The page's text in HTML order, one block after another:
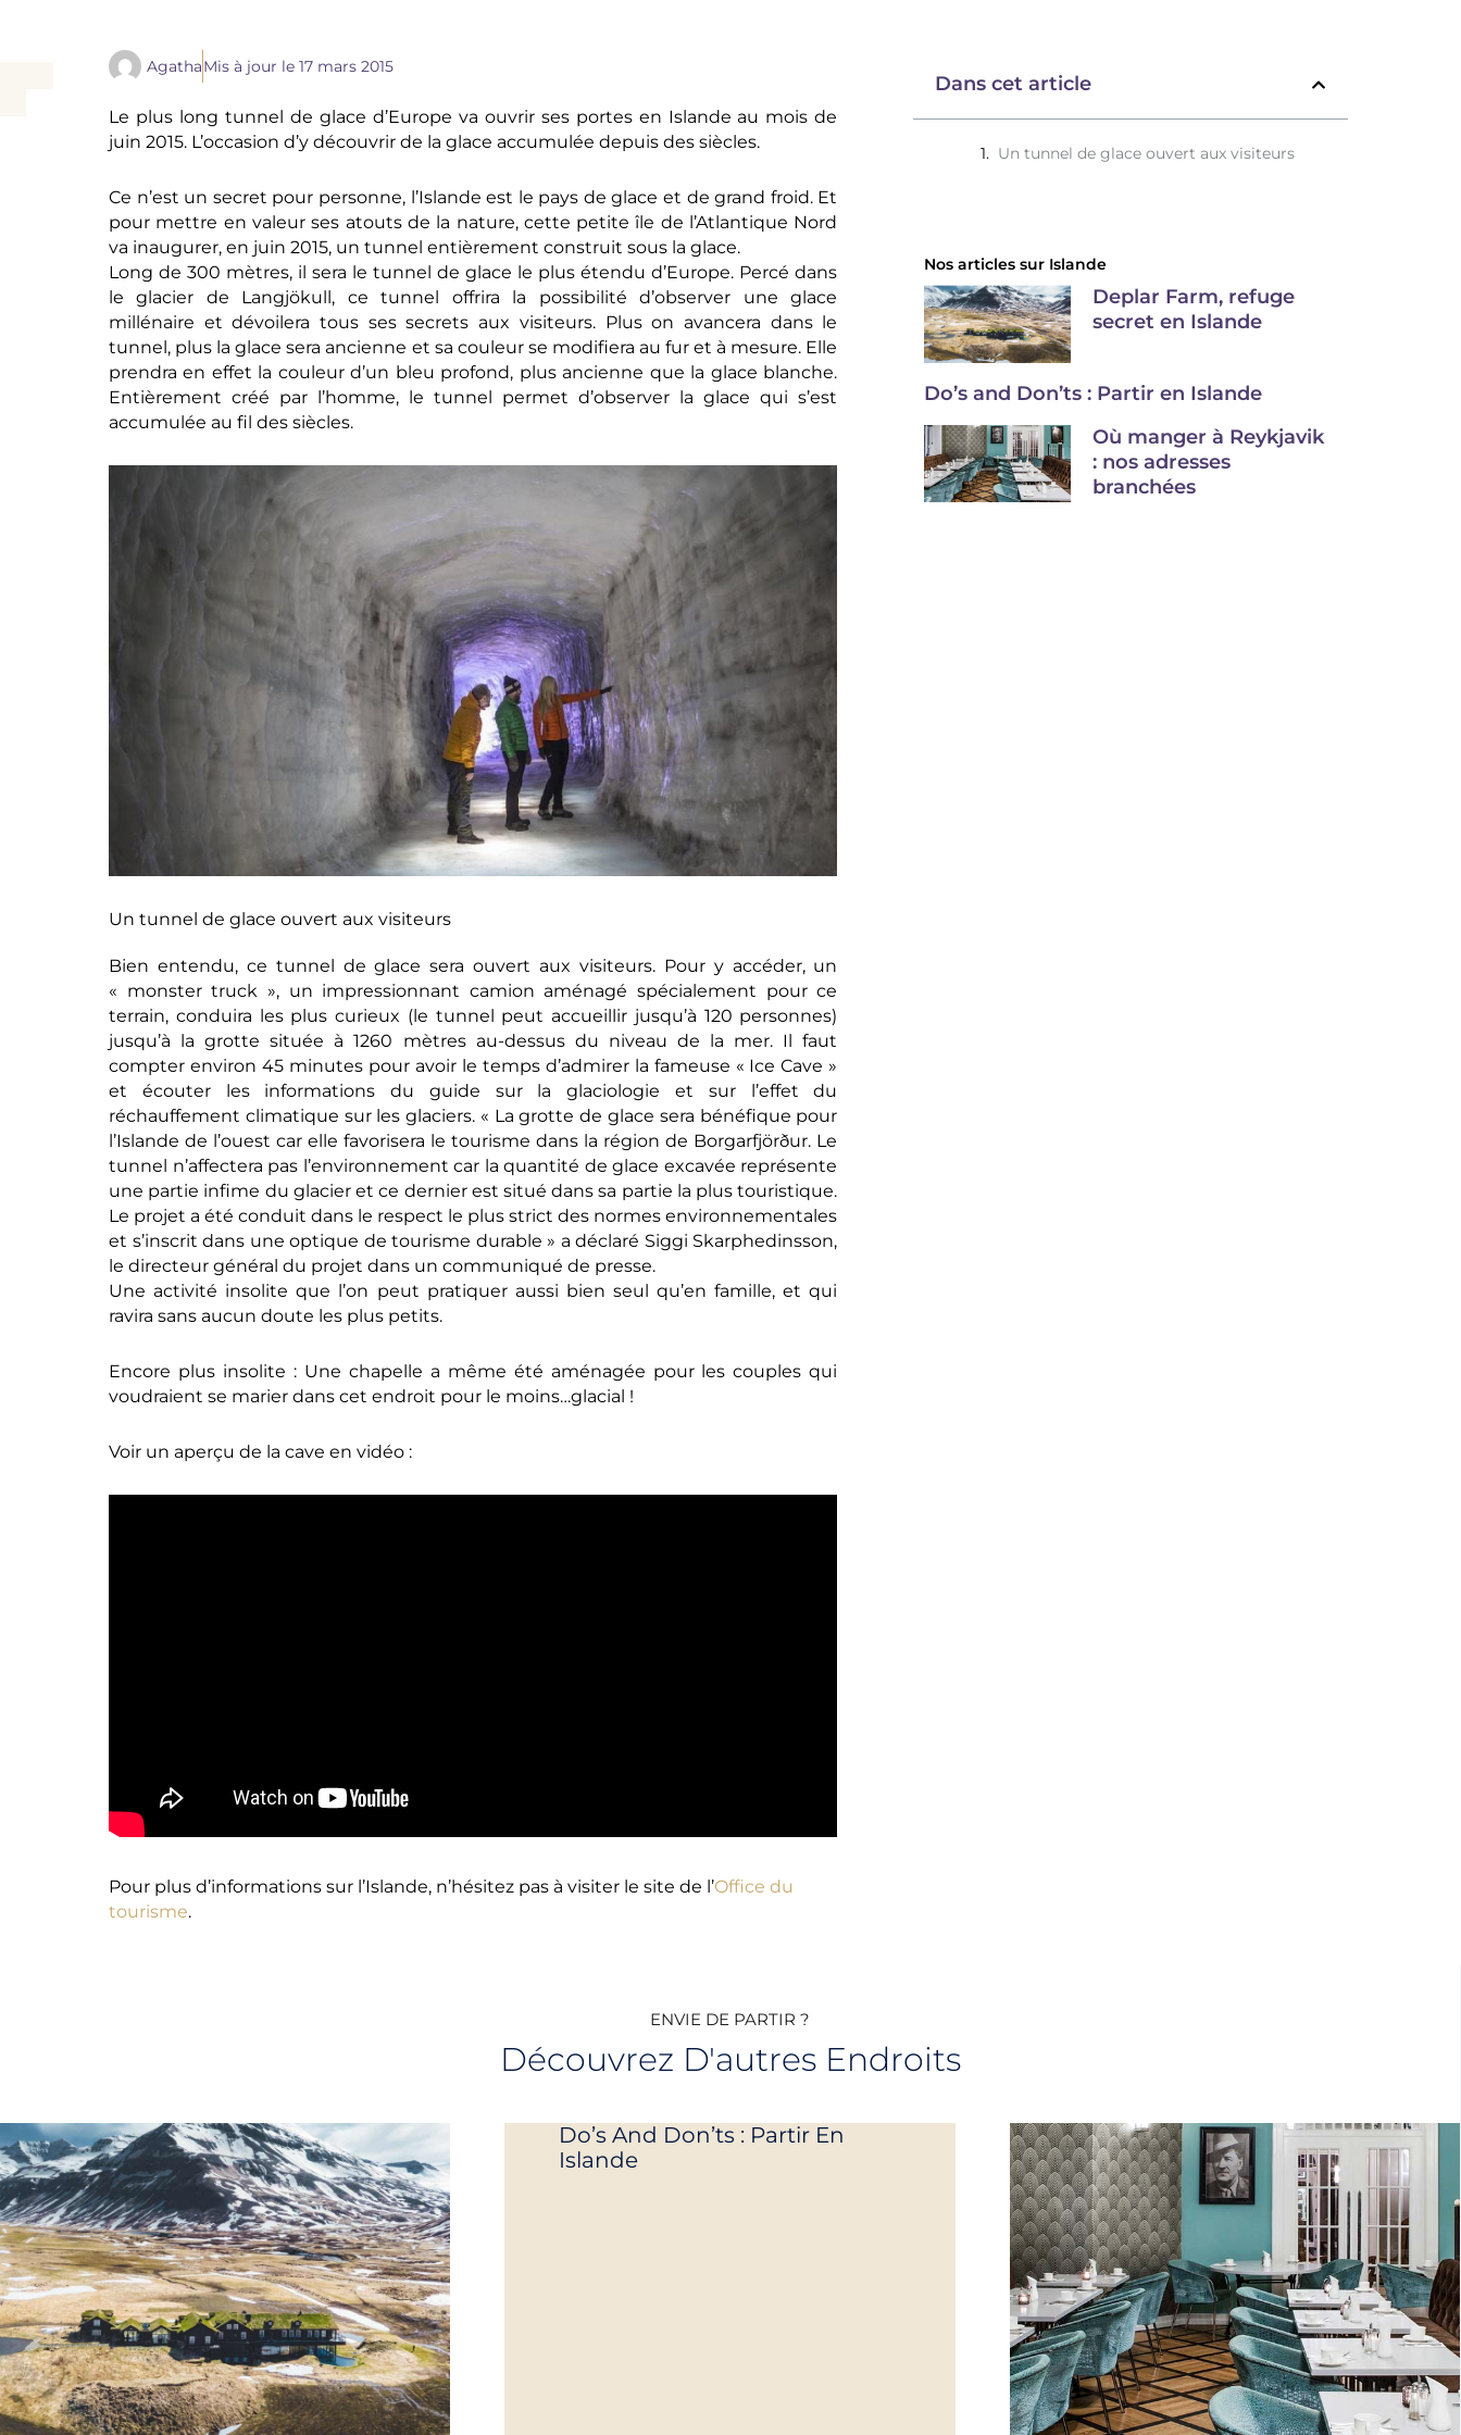
AgathaMis à jour le 17 mars 2015
Le plus long tunnel de glace d’Europe va ouvrir ses portes en Islande au mois de
juin 2015. L’occasion d’y découvrir de la glace accumulée depuis des siècles.
Ce n’est un secret pour personne, l’Islande est le pays de glace et de grand froid. Et
pour mettre en valeur ses atouts de la nature, cette petite île de l’Atlantique Nord
va inaugurer, en juin 2015, un tunnel entièrement construit sous la glace.
Long de 300 mètres, il sera le tunnel de glace le plus étendu d’Europe. Percé dans
le glacier de Langjökull, ce tunnel offrira la possibilité d’observer une glace
millénaire et dévoilera tous ses secrets aux visiteurs. Plus on avancera dans le
tunnel, plus la glace sera ancienne et sa couleur se modifiera au fur et à mesure. Elle
prendra en effet la couleur d’un bleu profond, plus ancienne que la glace blanche.
Entièrement créé par l’homme, le tunnel permet d’observer la glace qui s’est
accumulée au fil des siècles.
Un tunnel de glace ouvert aux visiteurs
Bien entendu, ce tunnel de glace sera ouvert aux visiteurs. Pour y accéder, un
« monster truck », un impressionnant camion aménagé spécialement pour ce
terrain, conduira les plus curieux (le tunnel peut accueillir jusqu’à 120 personnes)
jusqu’à la grotte située à 1260 mètres au-dessus du niveau de la mer. Il faut
compter environ 45 minutes pour avoir le temps d’admirer la fameuse « Ice Cave »
et écouter les informations du guide sur la glaciologie et sur l’effet du
réchauffement climatique sur les glaciers. « La grotte de glace sera bénéfique pour
l’Islande de l’ouest car elle favorisera le tourisme dans la région de Borgarfjörður. Le
tunnel n’affectera pas l’environnement car la quantité de glace excavée représente
une partie infime du glacier et ce dernier est situé dans sa partie la plus touristique.
Le projet a été conduit dans le respect le plus strict des normes environnementales
et s’inscrit dans une optique de tourisme durable » a déclaré Siggi Skarphedinsson,
le directeur général du projet dans un communiqué de presse.
Une activité insolite que l’on peut pratiquer aussi bien seul qu’en famille, et qui
ravira sans aucun doute les plus petits.
Encore plus insolite : Une chapelle a même été aménagée pour les couples qui
voudraient se marier dans cet endroit pour le moins…glacial !
Voir un aperçu de la cave en vidéo :
Pour plus d’informations sur l’Islande, n’hésitez pas à visiter le site de l’Office du
tourisme.
Dans cet article
Un tunnel de glace ouvert aux visiteurs
Nos articles sur Islande
Deplar Farm, refuge
secret en Islande
Do’s and Don’ts : Partir en Islande
Où manger à Reykjavik
: nos adresses
branchées
ENVIE DE PARTIR ?
Découvrez D'autres Endroits
Do’s And Don’ts : Partir En
Islande